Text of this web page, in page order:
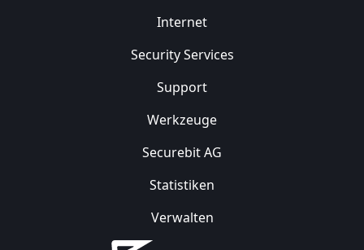
Internet
Security Services
Support
Werkzeuge
Securebit AG
Statistiken
Verwalten